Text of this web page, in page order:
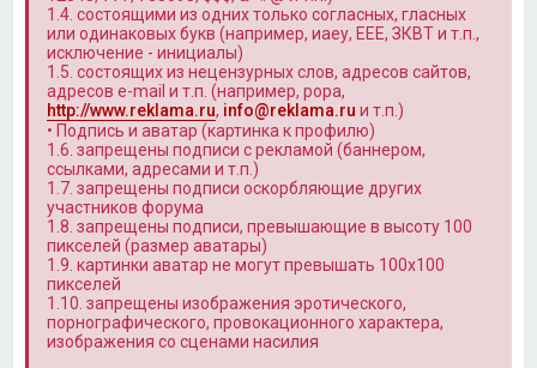
1.4. состоящими из одних только согласных, гласных
или одинаковых букв (например, иаеу, ЕЕЕ, ЗКВТ и т.п.,
исключение - инициалы)
1.5. состоящих из нецензурных слов, адресов сайтов,
адресов e-mail и т.п. (например, popa,
http://www.reklama.ru, info@reklama.ru и т.п.)
• Подпись и аватар (картинка к профилю)
1.6. запрещены подписи с рекламой (баннером,
ссылками, адресами и т.п.)
1.7. запрещены подписи оскорбляющие других
участников форума
1.8. запрещены подписи, превышающие в высоту 100
пикселей (размер аватары)
1.9. картинки аватар не могут превышать 100x100
пикселей
1.10. запрещены изображения эротического,
порнографического, провокационного характера,
изображения со сценами насилия